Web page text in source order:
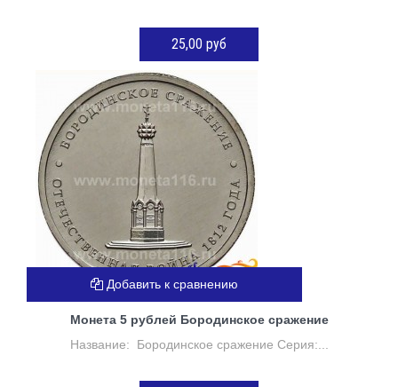
25,00 руб
ДОБАВИТЬ В КОРЗИНУ
Монета 5 рублей Бородинское сражение
Название: Бородинское сражение Серия:...
Добавить к сравнению